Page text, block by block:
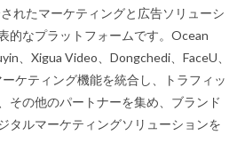
れたマーケティングと広告ソリューシ
的なプラットフォームです。Ocean
、Xigua Video、Dongchedi、FaceU、
ケティング機能を統合し、トラフィッ
その他のパートナーを集め、ブランド
タルマーケティングソリューションを